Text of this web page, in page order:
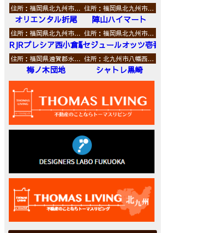
住所：福岡県北九州市…
オリエンタル折尾
住所：福岡県北九州市…
陣山ハイマート
住所：福岡県北九州市…
RJRプレシア西小倉駅前
住所：福岡県北九州市…
セジュールオッツ壱番館
住所：福岡県遠賀郡水…
梅ノ木団地
住所：北九州市八幡西…
シャトレ黒崎